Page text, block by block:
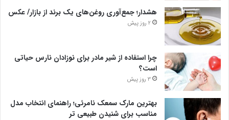
هشدار؛ جمع‌آوری روغن‌های یک برند از بازار/ عکس
2 روز پیش
چرا استفاده از شیر مادر برای نوزادان نارس حیاتی
است؟
3 روز پیش
بهترین مارک سمعک نامرئی؛ راهنمای انتخاب مدل
مناسب برای شنیدن طبیعی تر